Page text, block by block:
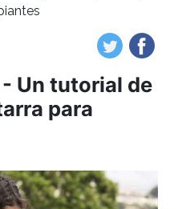
Un tutorial de
para